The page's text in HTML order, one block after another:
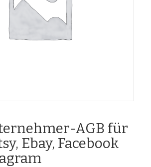
AGB für
Ebay, Facebook